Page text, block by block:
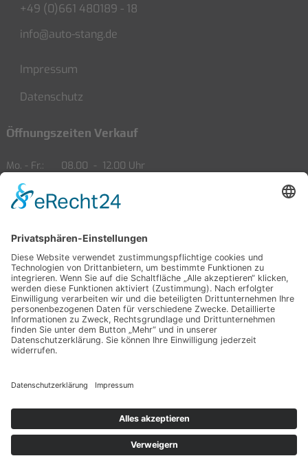
+49 (0)661 480189 - 18
info@auto-stang.de
Impressum
Datenschutz
Öffnungszeiten Verkauf
Mo. - Fr. 08.00 - 12.00 Uhr
Sa.
09.00 - 14.00 Uhr
Öffnungszeiten Service
Mo. - Fr. 08.00- 12.00 Uhr
13.00- 18.00 Uhr
Sa.
09.00- 14.00 Uhr